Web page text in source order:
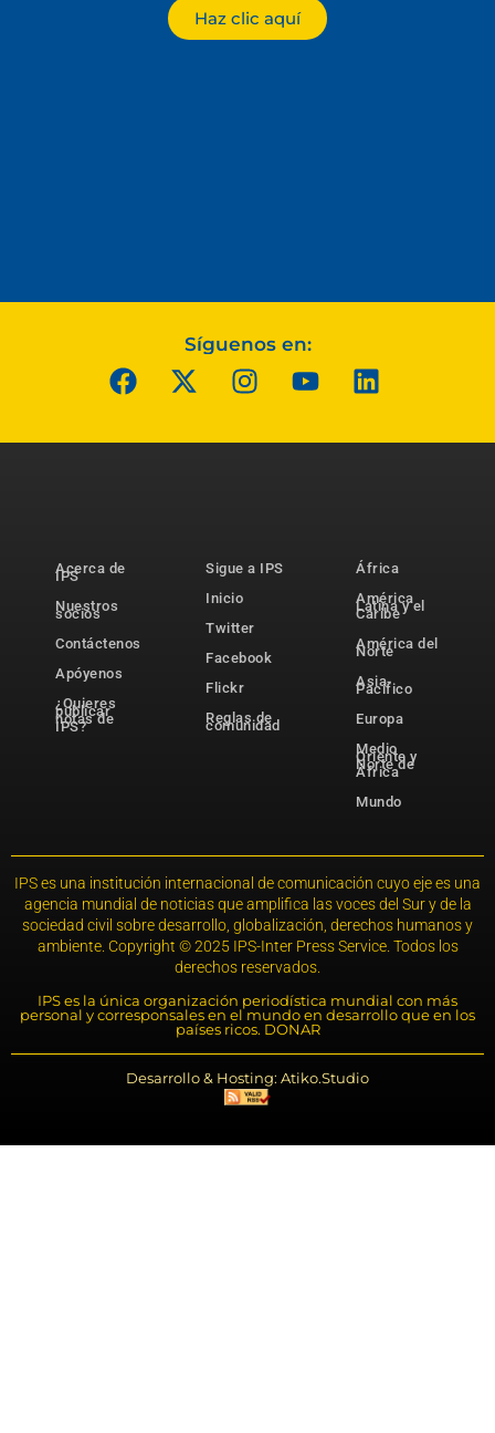
Haz clic aquí
Síguenos en:
Acerca de
IPS
Nuestros
socios
Contáctenos
Apóyenos
¿Quieres
publicar
notas de
IPS?
Sigue a IPS
Inicio
Twitter
Facebook
Flickr
Reglas de
comunidad
África
América
Latina y el
Caribe
América del
Norte
Asia-
Pacífico
Europa
Medio
Oriente y
Norte de
África
Mundo
IPS es una institución internacional de comunicación cuyo eje es una
agencia mundial de noticias que amplifica las voces del Sur y de la
sociedad civil sobre desarrollo, globalización, derechos humanos y
ambiente. Copyright © 2025 IPS-Inter Press Service. Todos los
derechos reservados.
IPS es la única organización periodística mundial con más
personal y corresponsales en el mundo en desarrollo que en los
países ricos. DONAR
Desarrollo & Hosting: Atiko.Studio